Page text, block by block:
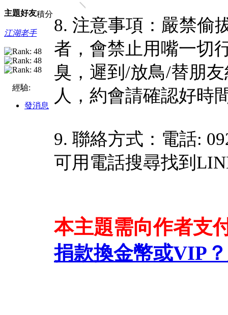
主題好友積分
江湖老手
經驗:
發消息
8. 注意事項：嚴禁偷
者，會禁止用嘴一切
臭，遲到/放鳥/替朋
人，約會請確認好時
9. 聯絡方式：電話:
可用電話搜尋找到
本主題需向作者支
捐款換金幣或VIP？